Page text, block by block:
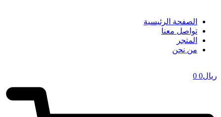
الصفحة الرئيسية
تواصل معنا
المتجر
من نحن
ریال0
0